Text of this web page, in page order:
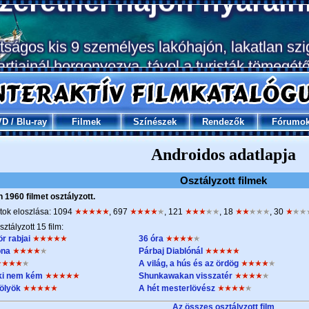
/Blu-ray Filmek Színészek Rendezők
Androidos adatlapja
Osztályzott filmek
1960 filmet osztályzott.
eloszlása: 1094
, 697 , 121 , 18
, 30
15 film:
rabjai
36 óra
Párbaj Diablónál
A világ, a hús és az ördög
nem kém
Shunkawakan visszatér
A hét mesterlövész
Az összes osztályzott film